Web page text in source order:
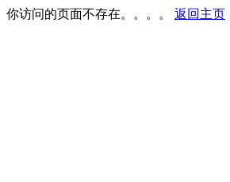
你访问的页面不存在。。。。 返回主页